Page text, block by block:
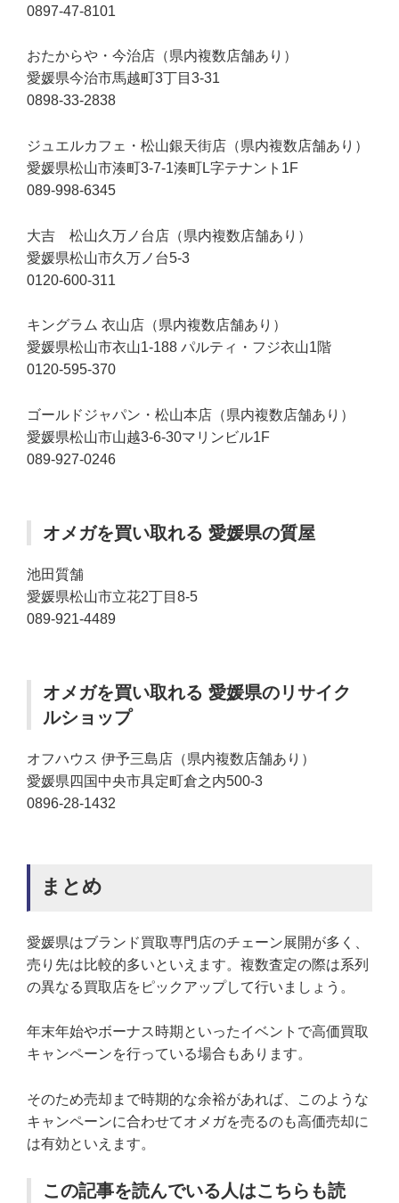
0897-47-8101
おたからや・今治店（県内複数店舗あり）
愛媛県今治市馬越町3丁目3-31
0898-33-2838
ジュエルカフェ・松山銀天街店（県内複数店舗あり）
愛媛県松山市湊町3-7-1湊町L字テナント1F
089-998-6345
大吉 松山久万ノ台店（県内複数店舗あり）
愛媛県松山市久万ノ台5-3
0120-600-311
キングラム 衣山店（県内複数店舗あり）
愛媛県松山市衣山1-188 パルティ・フジ衣山1階
0120-595-370
ゴールドジャパン・松山本店（県内複数店舗あり）
愛媛県松山市山越3-6-30マリンビル1F
089-927-0246
オメガを買い取れる 愛媛県の質屋
池田質舗
愛媛県松山市立花2丁目8-5
089-921-4489
オメガを買い取れる 愛媛県のリサイク
ルショップ
オフハウス 伊予三島店（県内複数店舗あり）
愛媛県四国中央市具定町倉之内500-3
0896-28-1432
まとめ
愛媛県はブランド買取専門店のチェーン展開が多く、
売り先は比較的多いといえます。複数査定の際は系列
の異なる買取店をピックアップして行いましょう。
年末年始やボーナス時期といったイベントで高価買取
キャンペーンを行っている場合もあります。
そのため売却まで時期的な余裕があれば、このような
キャンペーンに合わせてオメガを売るのも高価売却に
は有効といえます。
この記事を読んでいる人はこちらも読